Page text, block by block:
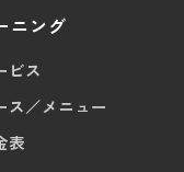
ニング
ビス
ス／メニュー
表